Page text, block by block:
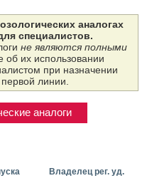
аналогах
специалистов.
не являются полными
об их использовании
при назначении
линии.
аналоги
Владелец рег. уд.